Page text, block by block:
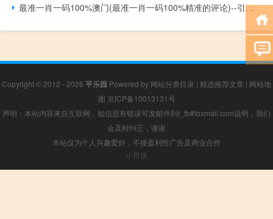
最准一肖一码100%澳门(最准一肖一码100%精准的评论)--引发热议与讨论--3DM09.40.43
Copyright © 2012 - 2026 平乐园 Powered by 网站分类目录 | 精选推荐文章 | 网站地
图 京ICP备10013131号
声明：本站内容来自互联网，如信息有错误可发邮件到f_fb#foxmail.com说明，我们
会及时纠正，谢谢
本站仅为个人兴趣爱好，不接盈利性广告及商业合作
小男孩